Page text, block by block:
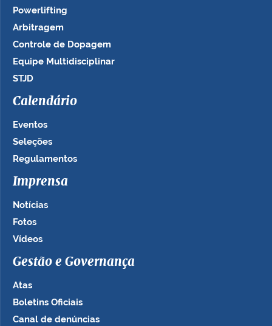
Powerlifting
Arbitragem
Controle de Dopagem
Equipe Multidisciplinar
STJD
Calendário
Eventos
Seleções
Regulamentos
Imprensa
Notícias
Fotos
Vídeos
Gestão e Governança
Atas
Boletins Oficiais
Canal de denúncias